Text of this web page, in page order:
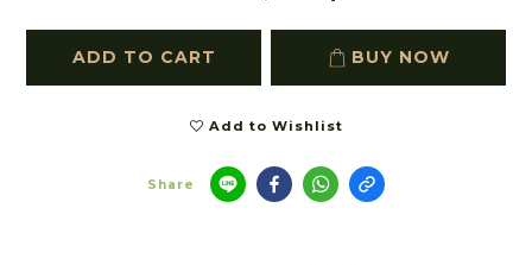
ADD TO CART BUY NOW
Add to Wishlist
Share